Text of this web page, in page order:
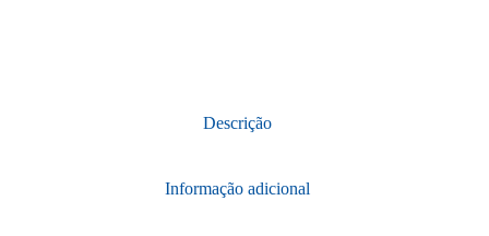
Descrição
Informação adicional